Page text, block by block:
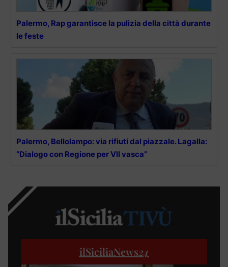
Palermo, Rap garantisce la pulizia della città durante
le feste
Palermo, Bellolampo: via rifiuti dal piazzale. Lagalla:
“Dialogo con Regione per VII vasca”
ilSiciliaNews24